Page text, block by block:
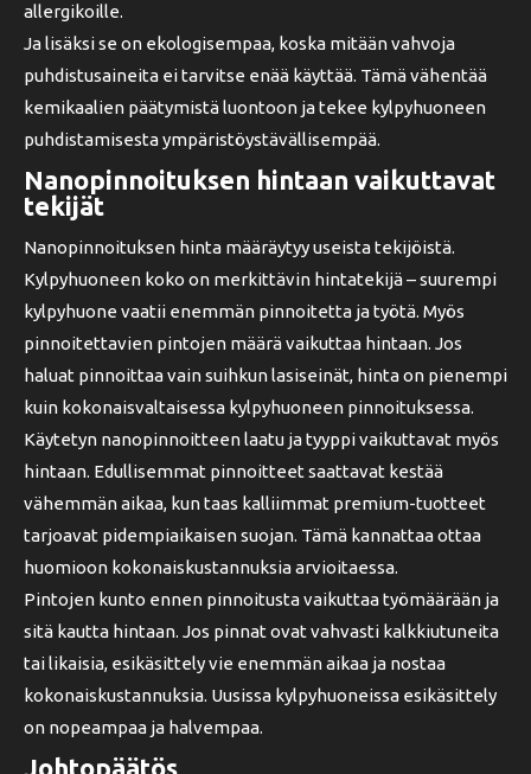
allergikoille.
Ja lisäksi se on ekologisempaa, koska mitään vahvoja
puhdistusaineita ei tarvitse enää käyttää. Tämä vähentää
kemikaalien päätymistä luontoon ja tekee kylpyhuoneen
puhdistamisesta ympäristöystävällisempää.
Nanopinnoituksen hintaan vaikuttavat
tekijät
Nanopinnoituksen hinta määräytyy useista tekijöistä.
Kylpyhuoneen koko on merkittävin hintatekijä – suurempi
kylpyhuone vaatii enemmän pinnoitetta ja työtä. Myös
pinnoitettavien pintojen määrä vaikuttaa hintaan. Jos
haluat pinnoittaa vain suihkun lasiseinät, hinta on pienempi
kuin kokonaisvaltaisessa kylpyhuoneen pinnoituksessa.
Käytetyn nanopinnoitteen laatu ja tyyppi vaikuttavat myös
hintaan. Edullisemmat pinnoitteet saattavat kestää
vähemmän aikaa, kun taas kalliimmat premium-tuotteet
tarjoavat pidempiaikaisen suojan. Tämä kannattaa ottaa
huomioon kokonaiskustannuksia arvioitaessa.
Pintojen kunto ennen pinnoitusta vaikuttaa työmäärään ja
sitä kautta hintaan. Jos pinnat ovat vahvasti kalkkiutuneita
tai likaisia, esikäsittely vie enemmän aikaa ja nostaa
kokonaiskustannuksia. Uusissa kylpyhuoneissa esikäsittely
on nopeampaa ja halvempaa.
Johtopäätös